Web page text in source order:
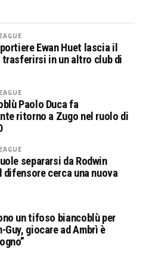
Ewan Huet lascia il
trasferirsi in un altro club di
Paolo Duca fa
ritorno a Zugo nel ruolo di
separarsi da Rodwin
difensore cerca una nuova
un tifoso biancoblù per
Guy, giocare ad Ambrì è